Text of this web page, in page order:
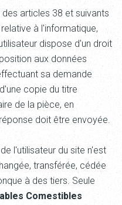
articles 38 et suivants
à l'informatique,
dispose d'un droit
aux données
sa demande
copie du titre
de la pièce, en
doit être envoyée.
l'utilisateur du site n'est
transférée, cédée
à des tiers. Seule
Comestibles